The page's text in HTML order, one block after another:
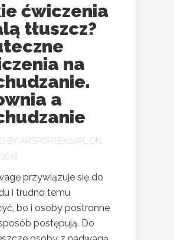
ćwiczenia
tłuszcz?
na
a
BY ARSPORTEX24.PL
ON
przywiązuje się do
i trudno temu
bo i osoby postronne
postępują. Do